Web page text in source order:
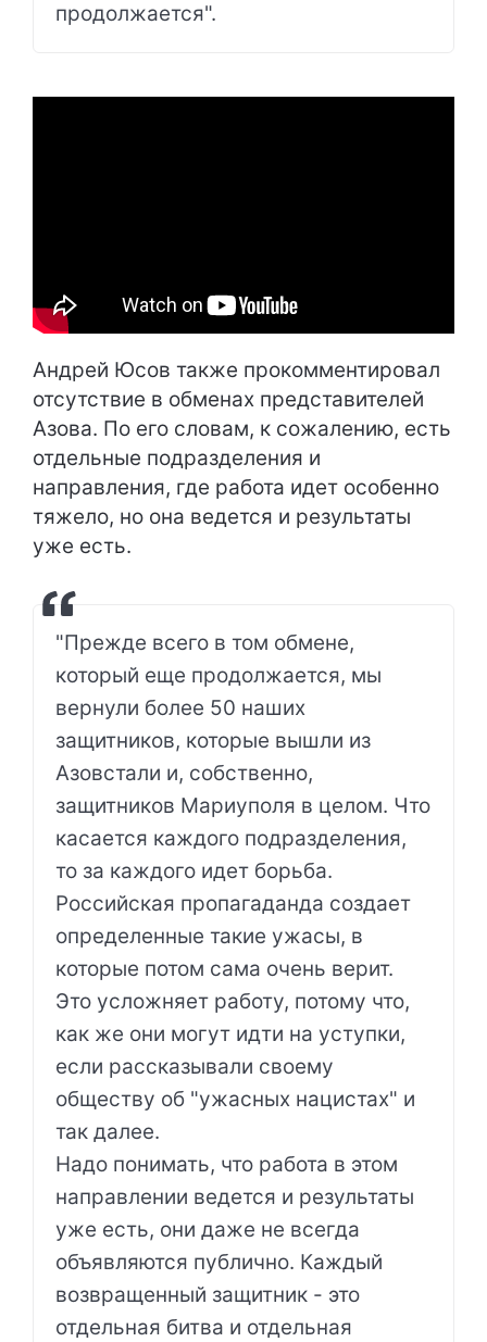
продолжается".
Андрей Юсов также прокомментировал
отсутствие в обменах представителей
Азова. По его словам, к сожалению, есть
отдельные подразделения и
направления, где работа идет особенно
тяжело, но она ведется и результаты
уже есть.
"Прежде всего в том обмене,
который еще продолжается, мы
вернули более 50 наших
защитников, которые вышли из
Азовстали и, собственно,
защитников Мариуполя в целом. Что
касается каждого подразделения,
то за каждого идет борьба.
Российская пропагаданда создает
определенные такие ужасы, в
которые потом сама очень верит.
Это усложняет работу, потому что,
как же они могут идти на уступки,
если рассказывали своему
обществу об "ужасных нацистах" и
так далее.
Надо понимать, что работа в этом
направлении ведется и результаты
уже есть, они даже не всегда
объявляются публично. Каждый
возвращенный защитник - это
отдельная битва и отдельная